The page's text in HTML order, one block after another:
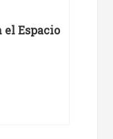
Espacio